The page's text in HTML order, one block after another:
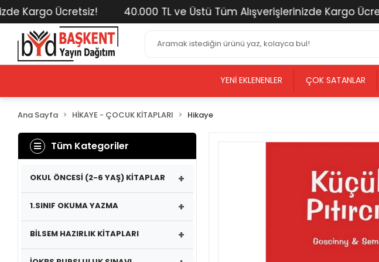
Ücretsiz! 40.000 TL ve Üstü Tüm Alışverişlerinizde Kargo Ücretsiz!
YENI EKLENENLER ÇOK SATANLAR
Ana Sayfa HİKAYE - ÇOCUK KİTAPLARI Hikaye
Tüm Kategoriler
OKUL ÖNCESİ (2-6 YAŞ) KİTAPLAR +
1.SINIF OKUMA YAZMA +
BİLSEM HAZIRLIK KİTAPLARI +